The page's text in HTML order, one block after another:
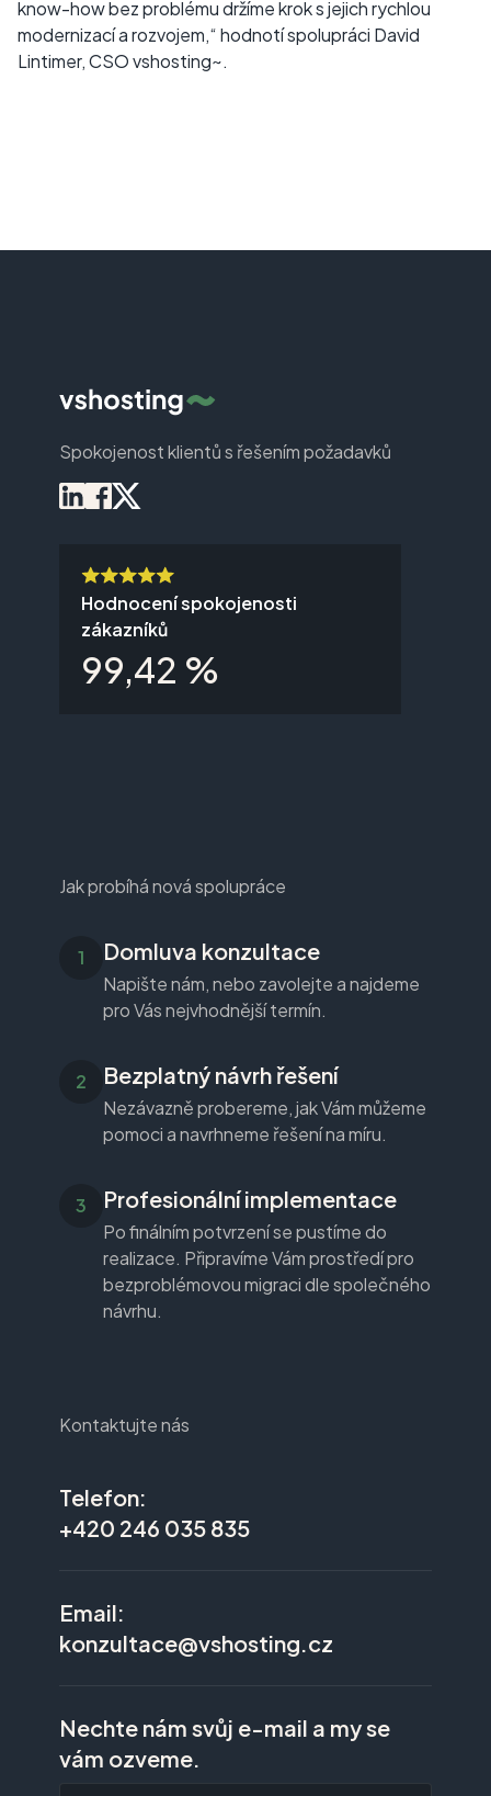
know-how bez problému držíme krok s jejich rychlou
modernizací a rozvojem,“ hodnotí spolupráci David
Lintimer, CSO vshosting~.
Spokojenost klientů s řešením požadavků
Hodnocení spokojenosti
zákazníků
99,42 %
Jak probíhá nová spolupráce
Domluva konzultace
Napište nám, nebo zavolejte a najdeme
pro Vás nejvhodnější termín.
Bezplatný návrh řešení
Nezávazně probereme, jak Vám můžeme
pomoci a navrhneme řešení na míru.
Profesionální implementace
Po finálním potvrzení se pustíme do
realizace. Připravíme Vám prostředí pro
bezproblémovou migraci dle společného
návrhu.
Kontaktujte nás
Telefon:
+420 246 035 835
Email:
konzultace@vshosting.cz
Nechte nám svůj e-mail a my se
vám ozveme.